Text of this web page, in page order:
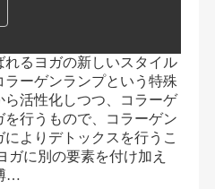
るヨガの新しいスタイル
ーゲンランプという特殊
活性化しつつ、コラーゲ
行うもので、コラーゲン
よりデトックスを行うこ
に別の要素を付け加え
…